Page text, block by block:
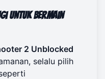
untuk Bermain
2 Unblocked
selalu pilih